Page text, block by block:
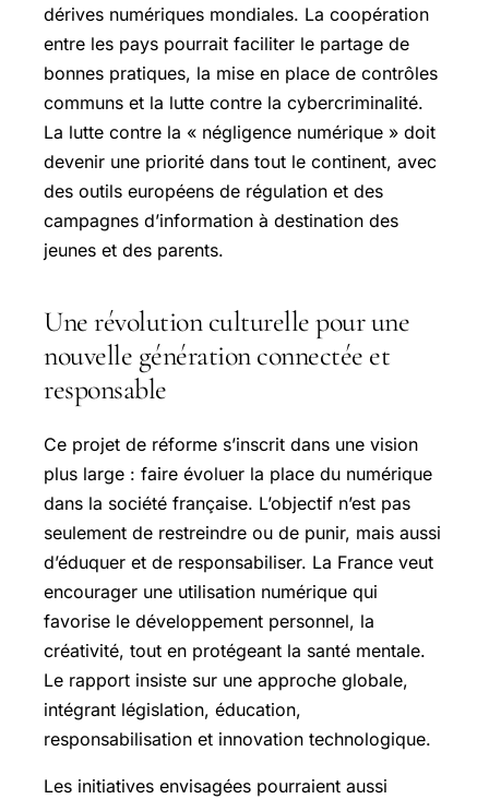
dérives numériques mondiales. La coopération
entre les pays pourrait faciliter le partage de
bonnes pratiques, la mise en place de contrôles
communs et la lutte contre la cybercriminalité.
La lutte contre la « négligence numérique » doit
devenir une priorité dans tout le continent, avec
des outils européens de régulation et des
campagnes d’information à destination des
jeunes et des parents.
Une révolution culturelle pour une
nouvelle génération connectée et
responsable
Ce projet de réforme s’inscrit dans une vision
plus large : faire évoluer la place du numérique
dans la société française. L’objectif n’est pas
seulement de restreindre ou de punir, mais aussi
d’éduquer et de responsabiliser. La France veut
encourager une utilisation numérique qui
favorise le développement personnel, la
créativité, tout en protégeant la santé mentale.
Le rapport insiste sur une approche globale,
intégrant législation, éducation,
responsabilisation et innovation technologique.
Les initiatives envisagées pourraient aussi